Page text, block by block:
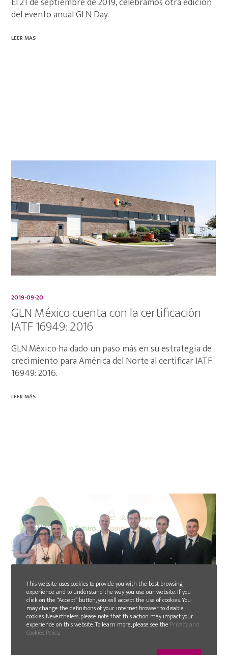
del evento anual GLN Day.
LEER MÁS
2019-09-20
GLN México cuenta con la certificación
IATF 16949: 2016
GLN México ha dado un paso más en su estrategia de
crecimiento para América del Norte al certificar IATF
16949: 2016.
LEER MÁS
2019-09-20
GLN ha desarrollado con Delta la primera
This website uses cookies to provide you with the best browsing
experience and to understand the way you use our website. If you
click on the “Accept” button, you will accept the use of cookies. You
may change the definitions of your internet browser to disable
cookies. Nevertheless, please note that this action may impact your
experience on this website. To learn more, please see the Privacy and
Cookies Policy.